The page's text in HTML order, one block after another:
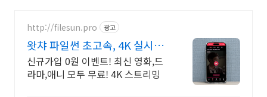
http://filesun.pro 광고
왓챠 파일썬 초고속, 4K 실시간
보기!
신규가입 0원 이벤트! 최신 영화,드
라마,애니 모두 무료! 4K 스트리밍